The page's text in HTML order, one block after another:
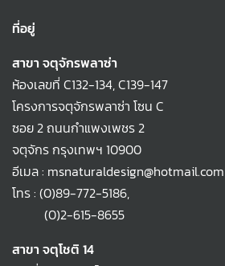
ที่อยู่
สาขา จตุจักรพลาซ่า
ห้องเลขที่ C132-134, C139-147
โครงการจตุจักรพลาซ่า โซน C
ซอย 2 ถนนกำแพงเพชร 2
จตุจักร กรุงเทพฯ 10900
อีเมล : msnaturaldesign@hotmail.com
โทร : (0)89-772-5186,
(0)2-615-8655
สาขา จตุโชติ 14